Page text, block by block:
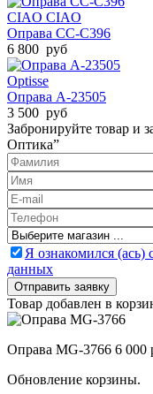
CIAO CIAO
Оправа CC-C396
6 800 руб
Optisse
Оправа A-23505
3 500 руб
Забронируйте товар и
Оптика”
Я ознакомился (ась)
данных
Товар добавлен в
Оправа MG-3766 6 000
Обновление корзины.